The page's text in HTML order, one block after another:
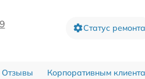
Статус ремонта
Отзывы Корпоративным